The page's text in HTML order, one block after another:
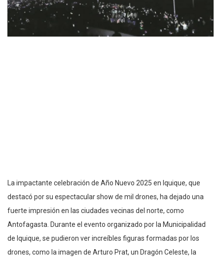
La impactante celebración de Año Nuevo 2025 en Iquique, que
destacó por su espectacular show de mil drones, ha dejado una
fuerte impresión en las ciudades vecinas del norte, como
Antofagasta. Durante el evento organizado por la Municipalidad
de Iquique, se pudieron ver increíbles figuras formadas por los
drones, como la imagen de Arturo Prat, un Dragón Celeste, la